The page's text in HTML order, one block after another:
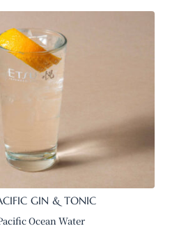
GIN & TONIC
Ocean Water